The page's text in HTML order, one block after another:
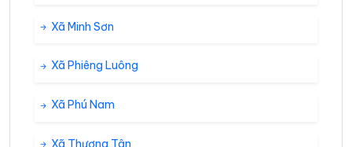
Xã Minh Sơn
Xã Phiêng Luông
Xã Phú Nam
Xã Thượng Tân